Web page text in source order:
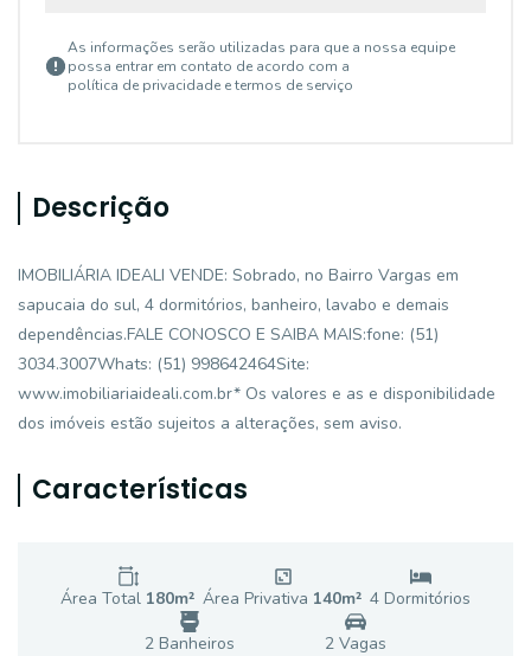
As informações serão utilizadas para que a nossa equipe
possa entrar em contato de acordo com a
política de privacidade e termos de serviço
Descrição
IMOBILIÁRIA IDEALI VENDE: Sobrado, no Bairro Vargas em
sapucaia do sul, 4 dormitórios, banheiro, lavabo e demais
dependências.FALE CONOSCO E SAIBA MAIS:fone: (51)
3034.3007Whats: (51) 998642464Site:
www.imobiliariaideali.com.br* Os valores e as e disponibilidade
dos imóveis estão sujeitos a alterações, sem aviso.
Características
Área Total 180m² Área Privativa 140m² 4 Dormitórios
2Banheiros 2 Vagas